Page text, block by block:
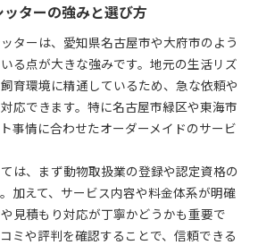
ターの強みと選び方
ターは、愛知県名古屋市や大府市のよう
る点が大きな強みです。地元の生活リズ
育環境に精通しているため、急な依頼や
応できます。特に名古屋市緑区や東海市
事情に合わせたオーダーメイドのサービ
は、まず動物取扱業の登録や認定資格の
加えて、サービス内容や料金体系が明確
見積もり対応が丁寧かどうかも重要で
ミや評判を確認することで、信頼できる